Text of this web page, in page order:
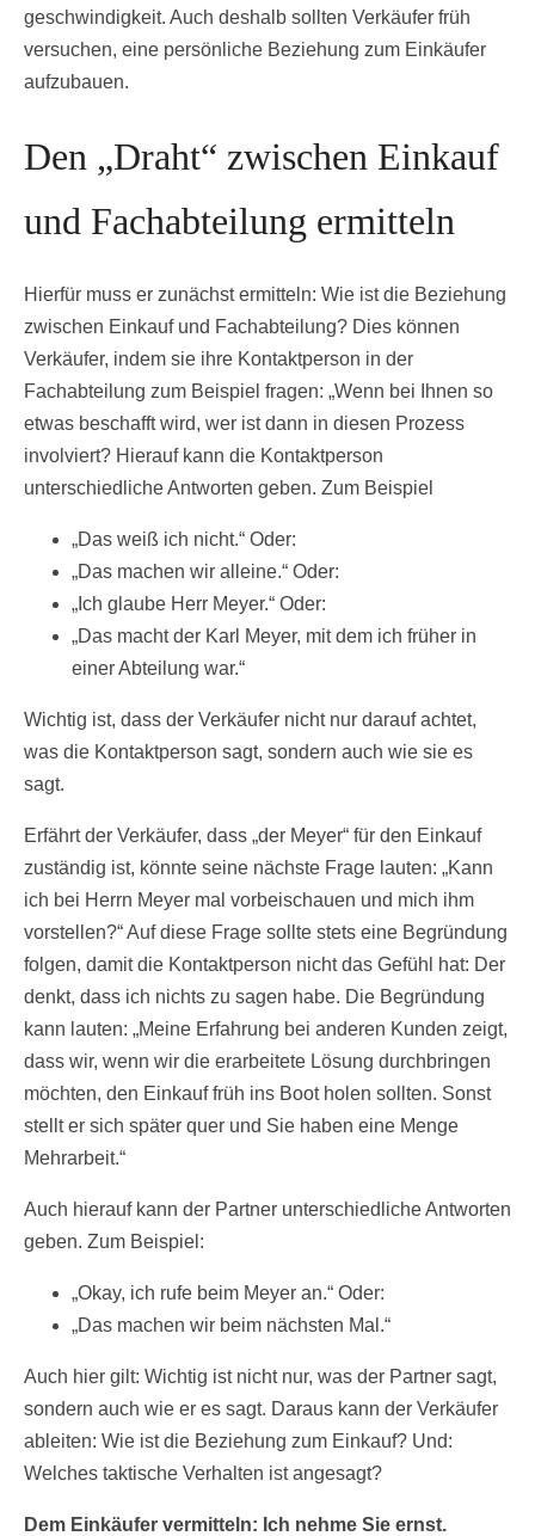
geschwindigkeit. Auch deshalb sollten Verkäufer früh
versuchen, eine persönliche Beziehung zum Einkäufer
aufzubauen.
Den „Draht“ zwischen Einkauf
und Fachabteilung ermitteln
Hierfür muss er zunächst ermitteln: Wie ist die Beziehung
zwischen Einkauf und Fachabteilung? Dies können
Verkäufer, indem sie ihre Kontaktperson in der
Fachabteilung zum Beispiel fragen: „Wenn bei Ihnen so
etwas beschafft wird, wer ist dann in diesen Prozess
involviert? Hierauf kann die Kontaktperson
unterschiedliche Antworten geben. Zum Beispiel
„Das weiß ich nicht.“ Oder:
„Das machen wir alleine.“ Oder:
„Ich glaube Herr Meyer.“ Oder:
„Das macht der Karl Meyer, mit dem ich früher in
einer Abteilung war.“
Wichtig ist, dass der Verkäufer nicht nur darauf achtet,
was die Kontaktperson sagt, sondern auch wie sie es
sagt.
Erfährt der Verkäufer, dass „der Meyer“ für den Einkauf
zuständig ist, könnte seine nächste Frage lauten: „Kann
ich bei Herrn Meyer mal vorbeischauen und mich ihm
vorstellen?“ Auf diese Frage sollte stets eine Begründung
folgen, damit die Kontaktperson nicht das Gefühl hat: Der
denkt, dass ich nichts zu sagen habe. Die Begründung
kann lauten: „Meine Erfahrung bei anderen Kunden zeigt,
dass wir, wenn wir die erarbeitete Lösung durchbringen
möchten, den Einkauf früh ins Boot holen sollten. Sonst
stellt er sich später quer und Sie haben eine Menge
Mehrarbeit.“
Auch hierauf kann der Partner unterschiedliche Antworten
geben. Zum Beispiel:
„Okay, ich rufe beim Meyer an.“ Oder:
„Das machen wir beim nächsten Mal.“
Auch hier gilt: Wichtig ist nicht nur, was der Partner sagt,
sondern auch wie er es sagt. Daraus kann der Verkäufer
ableiten: Wie ist die Beziehung zum Einkauf? Und:
Welches taktische Verhalten ist angesagt?
Dem Einkäufer vermitteln: Ich nehme Sie ernst.